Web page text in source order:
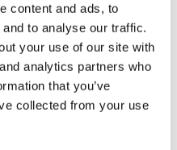
content and ads, to
to analyse our traffic.
your use of our site with
analytics partners who
that you’ve
collected from your use
MEZ (Montag bis
werden noch am selben